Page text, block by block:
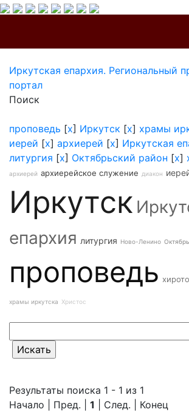
Иркутская епархия. Региональный
портал
Поиск
проповедь [x] Иркутск [x] храмы
иерей [x] архиерей [x] Иркутская
литургия [x] Октябрьский район [x]
архиерей архиерейское служение диакон
Иркутск
епархия литургия Ново-Ленино
проповедь
храмы иркутска Христос
Результаты поиска 1 - 1 из 1
Начало | Пред. | 1 | След. | Конец